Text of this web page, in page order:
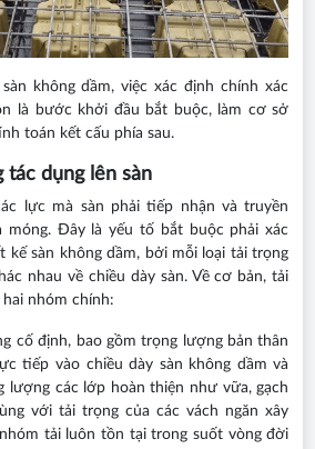
không dầm, việc xác định chính xác
là bước khởi đầu bắt buộc, làm cơ sở
toán kết cấu phía sau.
tác dụng lên sàn
lực mà sàn phải tiếp nhận và truyền
móng. Đây là yếu tố bắt buộc phải xác
kế sàn không dầm, bởi mỗi loại tải trọng
nhau về chiều dày sàn. Về cơ bản, tải
nhóm chính:
cố định, bao gồm trọng lượng bản thân
tiếp vào chiều dày sàn không dầm và
lượng các lớp hoàn thiện như vữa, gạch
với tải trọng của các vách ngăn xây
tải luôn tồn tại trong suốt vòng đời